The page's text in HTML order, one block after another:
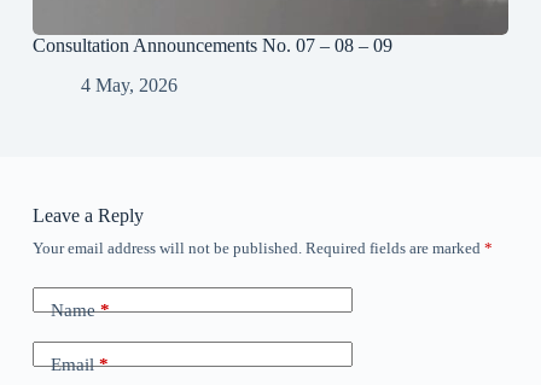
Consultation Announcements No. 07 – 08 – 09
4 May, 2026
Leave a Reply
Your email address will not be published. Required fields are marked *
Name*
Email*